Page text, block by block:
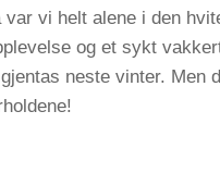
var vi helt alene i den
og et sykt
neste vinter. Men